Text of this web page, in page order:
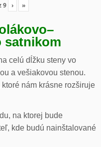
9 › »
–
satnikom
celú dĺžku steny vo
a vešiakovou stenou.
nám krásne rozširuje
na ktorej bude
kde budú nainštalované